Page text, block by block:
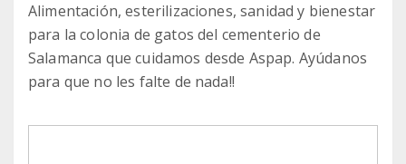
Alimentación, esterilizaciones, sanidad y bienestar
para la colonia de gatos del cementerio de
Salamanca que cuidamos desde Aspap. Ayúdanos
para que no les falte de nada!!